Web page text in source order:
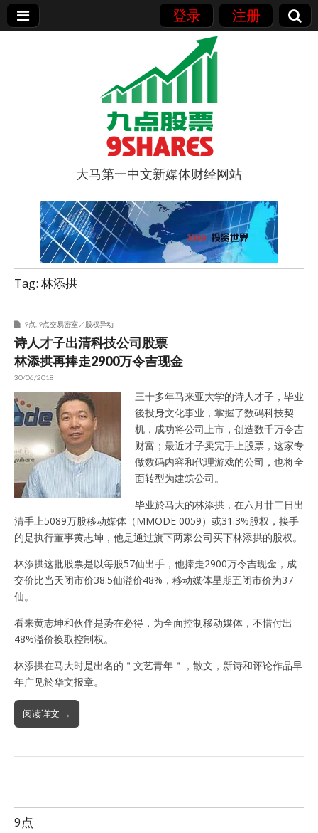
登录 注册
9点股票
大马第一中文新媒体财经网站
Tag: 林添拱
9点 9点交易密室／股权异动
诗人才子出清科技公司股票
林添拱再捧走2900万令吉现金
30/06/2018
三十多年马来亚大学的诗人才子，毕业
後投身文化事业，掌握了数码科技契
机，成功将公司上市，创造数千万令吉
财富；最近才子卖完手上股票，这家专
做数码内容和代理游戏的公司，也将全
面转型为建筑公司。
毕业於马大的林添拱，在六月廿二日出
清手上5089万股移动媒体（MMODE 0059）或31.3%股权，接手
的是执行董事黄志坤，他是通过旗下两家公司买下林添拱的股权。
林添拱这批股票是以每股57仙出手，他捧走2900万令吉现金，成
交价比当天闭市价38.5仙溢价48%，移动媒体星期五闭市价为37
仙。
看来黄志坤和伙伴是势在必得，为全面控制移动媒体，不惜付出
48%溢价换取控制权。
林添拱在马大时是出名的＂文艺青年＂，散文，新诗和评论作品早
年广见於华文报章。
阅读详文 →
9点